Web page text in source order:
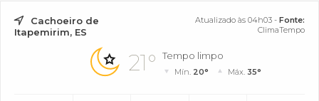
Cachoeiro de
Itapemirim, ES
Atualizado às 04h03 - Fonte:
ClimaTempo
21° Tempo limpo
Mín. 20° Máx. 35°